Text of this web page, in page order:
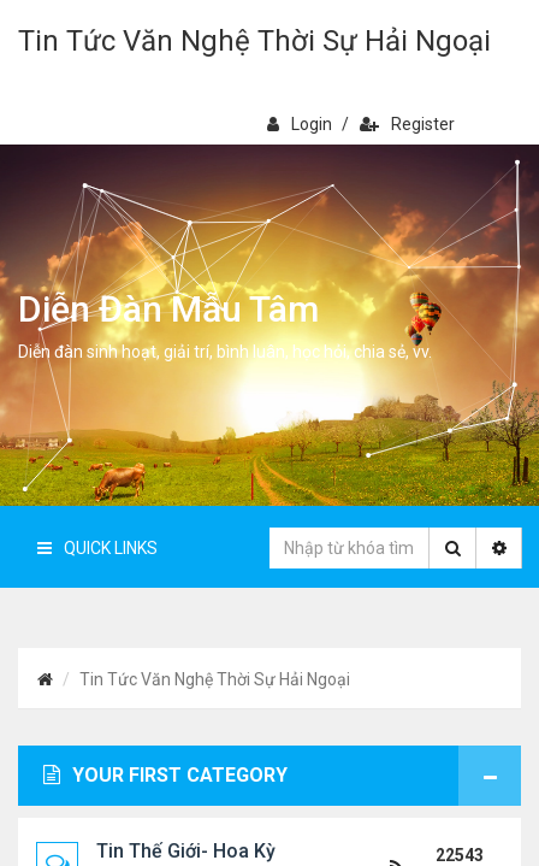
Tin Tức Văn Nghệ Thời Sự Hải Ngoại
Login / Register
Diễn Đàn Mẫu Tâm
Diễn đàn sinh hoạt, giải trí, bình luân, học hỏi, chia sẻ, vv.
QUICK LINKS
Tin Tức Văn Nghệ Thời Sự Hải Ngoại
YOUR FIRST CATEGORY
Tin Thế Giới- Hoa Kỳ
22543